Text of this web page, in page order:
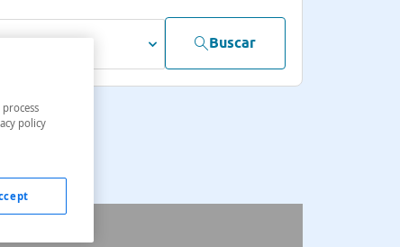
Buscar
policy